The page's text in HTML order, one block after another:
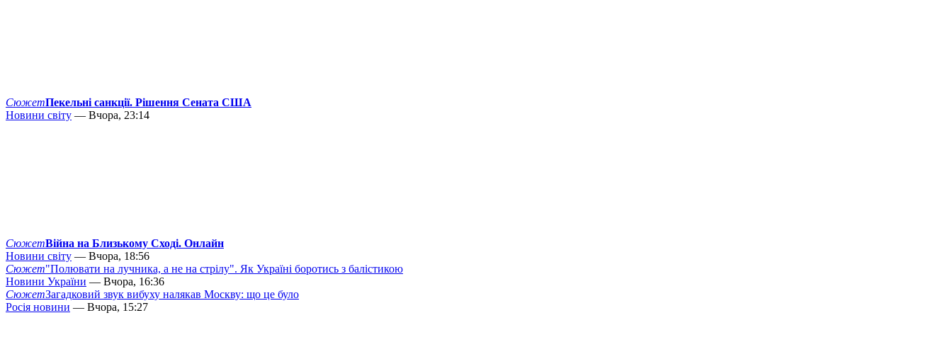
СюжетПекельні санкції. Рішення Сената США
Новини світу — Вчора, 23:14
СюжетВійна на Близькому Сході. Онлайн
Новини світу — Вчора, 18:56
Сюжет"Полювати на лучника, а не на стрілу". Як Україні боротись з балістикою
Новини України — Вчора, 16:36
СюжетЗагадковий звук вибуху налякав Москву: що це було
Росія новини — Вчора, 15:27